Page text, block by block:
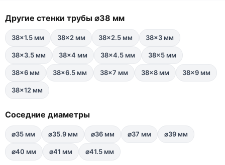
Другие стенки трубы ⌀38 мм
38×1.5 мм 38×2 мм 38×2.5 мм 38×3 мм
38×3.5 мм 38×4 мм 38×4.5 мм 38×5 мм
38×6 мм 38×6.5 мм 38×7 мм 38×8 мм 38×9 мм
38×12 мм
Соседние диаметры
⌀35 мм ⌀35.9 мм ⌀36 мм ⌀37 мм ⌀39 мм
⌀40 мм ⌀41 мм ⌀41.5 мм